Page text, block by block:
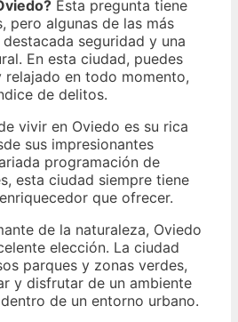
Esta pregunta tiene
pero algunas de las más
seguridad y una
En esta ciudad, puedes
en todo momento,
de delitos.
vivir en Oviedo es su rica
sus impresionantes
programación de
esta ciudad siempre tiene
que ofrecer.
de la naturaleza, Oviedo
elección. La ciudad
parques y zonas verdes,
y disfrutar de un ambiente
de un entorno urbano.